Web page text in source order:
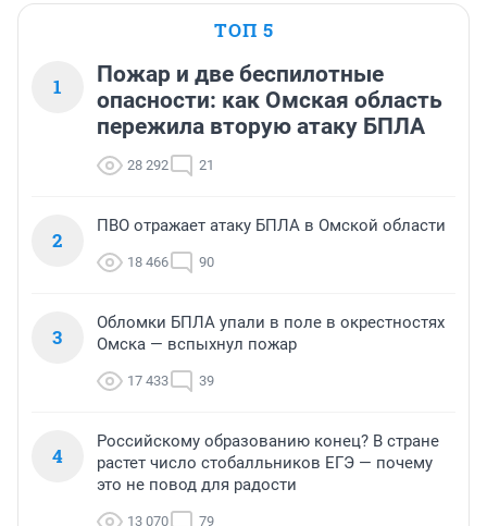
ТОП 5
1
Пожар и две беспилотные
опасности: как Омская область
пережила вторую атаку БПЛА
28 292 21
2
ПВО отражает атаку БПЛА в Омской области
18 466 90
3
Обломки БПЛА упали в поле в окрестностях
Омска — вспыхнул пожар
17 433 39
4
Российскому образованию конец? В стране
растет число стобалльников ЕГЭ — почему
это не повод для радости
13 070 79